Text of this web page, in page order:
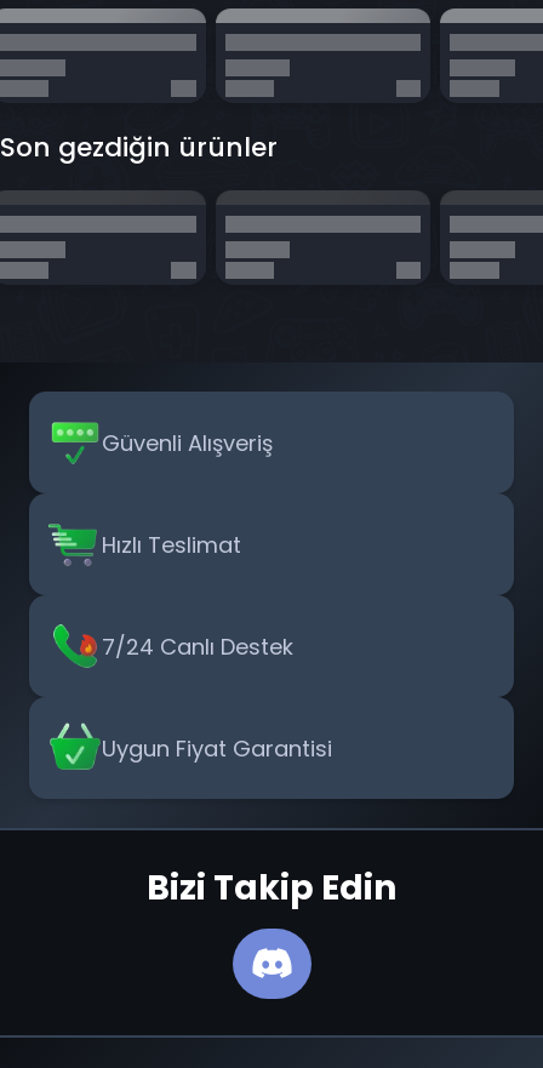
Son gezdiğin ürünler
Güvenli Alışveriş
Hızlı Teslimat
7/24 Canlı Destek
Uygun Fiyat Garantisi
Bizi Takip Edin